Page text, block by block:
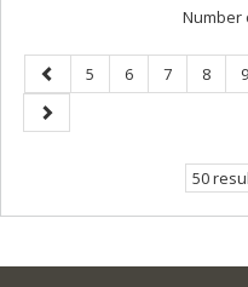
Number
Previous
page
Page
5 Page
6 Page
7 Page
8 9
Next
page
50